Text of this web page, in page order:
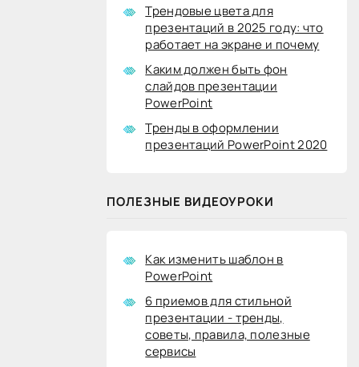
Трендовые цвета для
презентаций в 2025 году: что
работает на экране и почему
Каким должен быть фон
слайдов презентации
PowerPoint
Тренды в оформлении
презентаций PowerPoint 2020
ПОЛЕЗНЫЕ ВИДЕОУРОКИ
Как изменить шаблон в
PowerPoint
6 приемов для стильной
презентации - тренды,
советы, правила, полезные
сервисы